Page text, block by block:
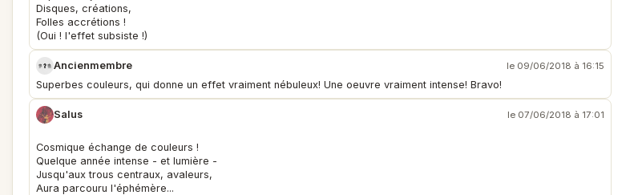
Disques, créations,
Folles accrétions !
(Oui ! l'effet subsiste !)
Ancienmembre le 09/06/2018 à 16:15
Superbes couleurs, qui donne un effet vraiment nébuleux! Une oeuvre vraiment intense! Bravo!
Salus le 07/06/2018 à 17:01
Cosmique échange de couleurs !
Quelque année intense - et lumière -
Jusqu'aux trous centraux, avaleurs,
Aura parcouru l'éphémère...